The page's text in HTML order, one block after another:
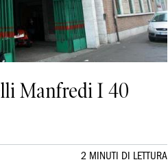
Manfredi I 40
2 MINUTI DI LETTURA